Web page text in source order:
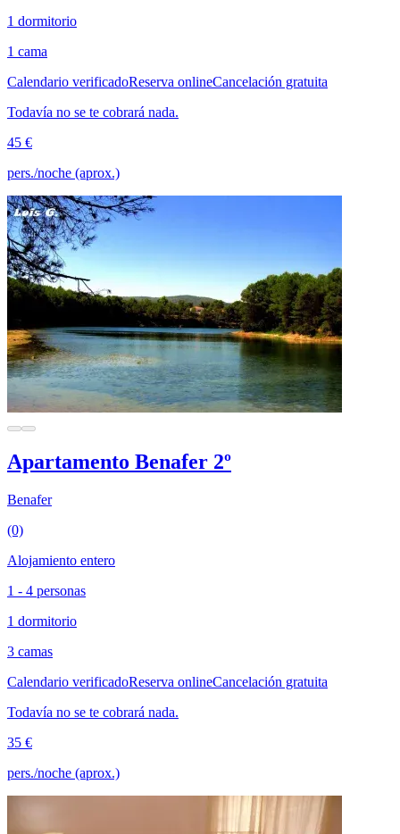
1 dormitorio
1 cama
Calendario verificadoReserva onlineCancelación gratuita
Todavía no se te cobrará nada.
45 €
pers./noche (aprox.)
Apartamento Benafer 2º
Benafer
(0)
Alojamiento entero
1 - 4 personas
1 dormitorio
3 camas
Calendario verificadoReserva onlineCancelación gratuita
Todavía no se te cobrará nada.
35 €
pers./noche (aprox.)